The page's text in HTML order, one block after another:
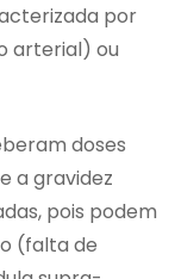
por
arterial) ou
doses
a gravidez
pois podem
(falta de